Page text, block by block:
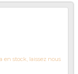
en stock, laissez nous